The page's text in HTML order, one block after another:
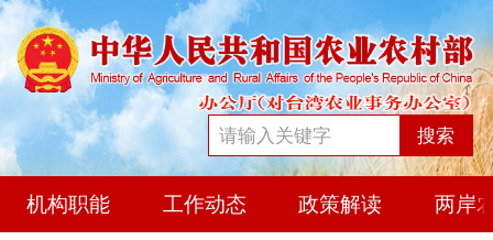
搜索
机构职能 工作动态 政策解读 两岸